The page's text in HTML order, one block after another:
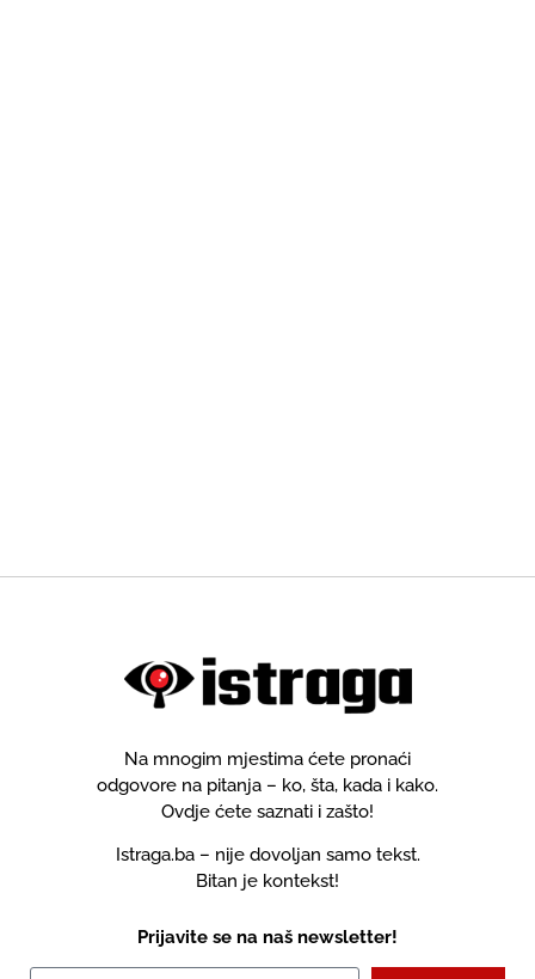
Na mnogim mjestima ćete pronaći
odgovore na pitanja – ko, šta, kada i kako.
Ovdje ćete saznati i zašto!
Istraga.ba – nije dovoljan samo tekst.
Bitan je kontekst!
Prijavite se na naš newsletter!